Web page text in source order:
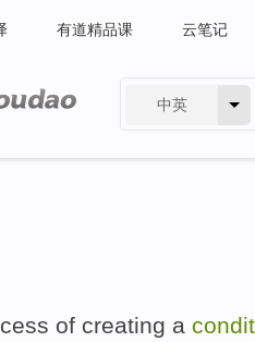
有道精品课 云笔记
中英
of creating a